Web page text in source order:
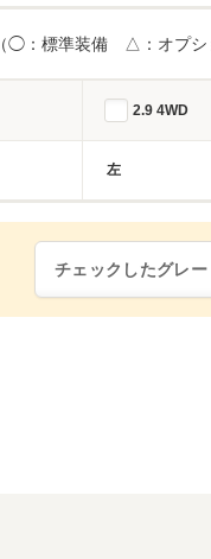
（◯：標準装備 △：オプシ
2.9 4WD
左
チェックしたグレ